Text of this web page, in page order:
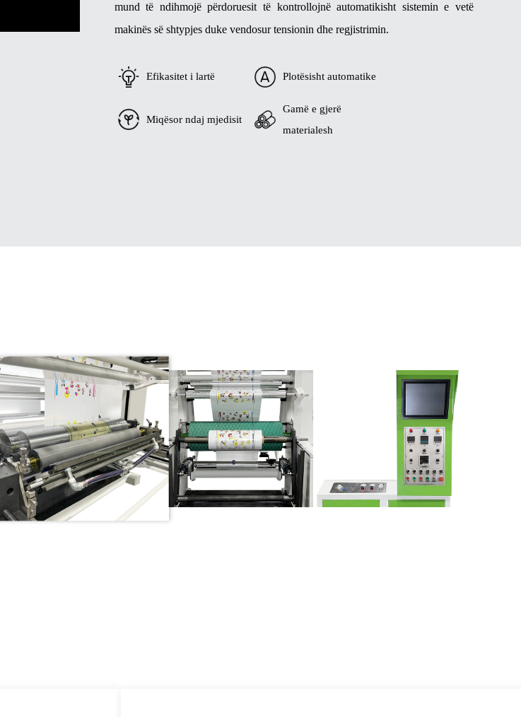
mund të ndihmojë përdoruesit të kontrollojnë automatikisht sistemin e vetë
makinës së shtypjes duke vendosur tensionin dhe regjistrimin.
Efikasitet i lartë Plotësisht automatike
Miqësor ndaj mjedisit
Gamë e gjerë
materialesh